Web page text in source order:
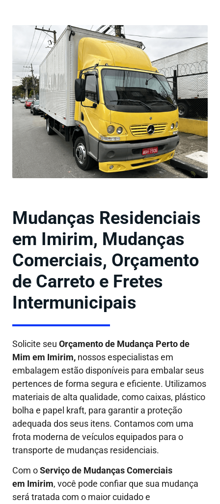
Mudanças Residenciais
em Imirim, Mudanças
Comerciais, Orçamento
de Carreto e Fretes
Intermunicipais
Solicite seu Orçamento de Mudança Perto de
Mim em Imirim, nossos especialistas em
embalagem estão disponíveis para embalar seus
pertences de forma segura e eficiente. Utilizamos
materiais de alta qualidade, como caixas, plástico
bolha e papel kraft, para garantir a proteção
adequada dos seus itens. Contamos com uma
frota moderna de veículos equipados para o
transporte de mudanças residenciais.
Com oServiço de Mudanças Comerciais
em Imirim, você pode confiar que sua mudança
será tratada com o maior cuidado e